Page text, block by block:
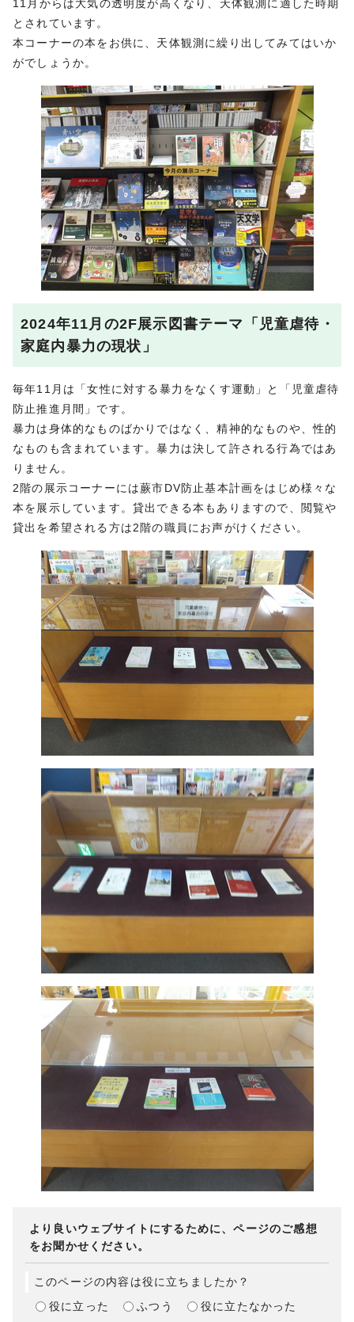
11月からは大気の透明度が高くなり、天体観測に適した時期
とされています。
本コーナーの本をお供に、天体観測に繰り出してみてはいか
がでしょうか。
2024年11月の2F展示図書テーマ「児童虐待・
家庭内暴力の現状」
毎年11月は「女性に対する暴力をなくす運動」と「児童虐待
防止推進月間」です。
暴力は身体的なものばかりではなく、精神的なものや、性的
なものも含まれています。暴力は決して許される行為ではあ
りません。
2階の展示コーナーには蕨市DV防止基本計画をはじめ様々な
本を展示しています。貸出できる本もありますので、閲覧や
貸出を希望される方は2階の職員にお声がけください。
より良いウェブサイトにするために、ページのご感想
をお聞かせください。
このページの内容は役に立ちましたか？
役に立った
ふつう 役に立たなかった